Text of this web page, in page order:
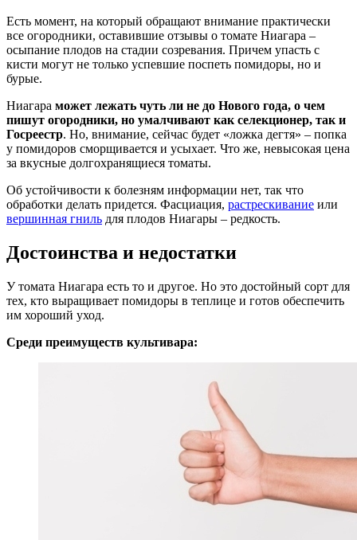
Есть момент, на который обращают внимание практически
все огородники, оставившие отзывы о томате Ниагара –
осыпание плодов на стадии созревания. Причем упасть с
кисти могут не только успевшие поспеть помидоры, но и
бурые.
Ниагара может лежать чуть ли не до Нового года, о чем
пишут огородники, но умалчивают как селекционер, так и
Госреестр. Но, внимание, сейчас будет «ложка дегтя» – попка
у помидоров сморщивается и усыхает. Что же, невысокая цена
за вкусные долгохранящиеся томаты.
Об устойчивости к болезням информации нет, так что
обработки делать придется. Фасциация, растрескивание или
вершинная гниль для плодов Ниагары – редкость.
Достоинства и недостатки
У томата Ниагара есть то и другое. Но это достойный сорт для
тех, кто выращивает помидоры в теплице и готов обеспечить
им хороший уход.
Среди преимуществ культивара: